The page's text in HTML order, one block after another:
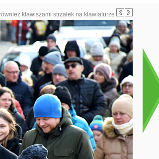
klawiszami strzałek na klawiaturze